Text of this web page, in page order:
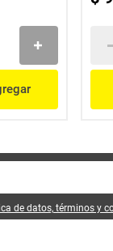
de datos, términos y